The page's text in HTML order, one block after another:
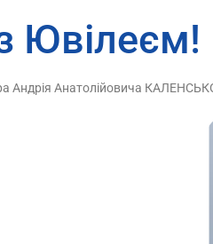
Ювілеєм!
Андрія Анатолійовича